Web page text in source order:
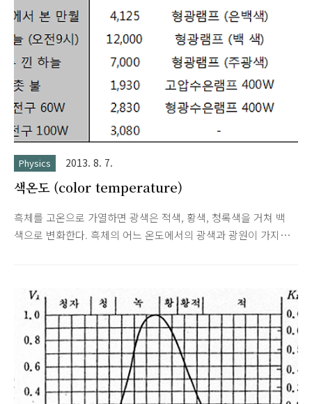
우인 494 nm에서의 시감도는 0.25이므로 1 W의 494 nm 광원의
광속(lumin..
Physics 2013. 8. 7.
색온도 (color temperature)
흑체를 고온으로 가열하면 광색은 적색, 황색, 청록색을 거쳐 백
색으로 변화한다. 흑체의 어느 온도에서의 광색과 광원이 가지는